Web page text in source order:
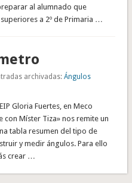
al alumnado que
a 2º de Primaria …
archivadas:Ángulos
Gloria Fuertes, en Meco
Míster Tiza» nos remite un
tabla resumen del tipo de
y medir ángulos. Para ello
crear …